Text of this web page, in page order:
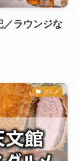
／ラウンジな
グルメ